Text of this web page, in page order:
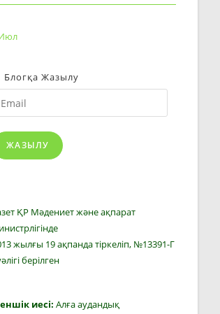
Блогқа Жазылу
ЖАЗЫЛУ
ҚР Мәдениет және ақпарат
жылғы 19 ақпанда тіркеліп, №13391-Г
берілген
иесі: Алға аудандық